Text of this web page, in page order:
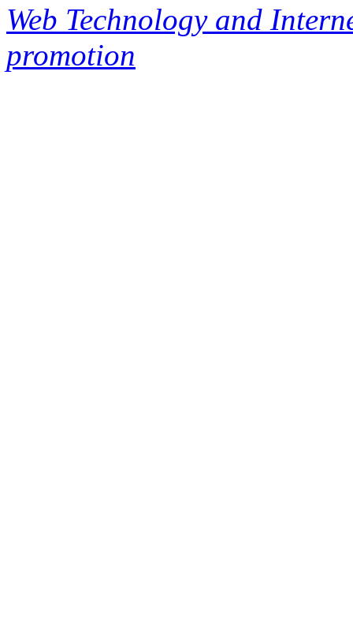
Web Technology and
promotion